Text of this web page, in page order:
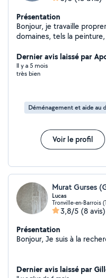
Présentation
Bonjour, je travaille proprement, dans plusieurs
domaines, tels la peinture, plâtres et joints de plâtres
espaces verts et
de prises de courant et de
Dernier avis laissé par
Il y a 5 mois
très bien
Déménagement et aide au
Voir le profil
Lucas
Tronville-en-Barrois
3,8/5 (8 avis)
Présentation
Bonjour, Je suis à la
Dernier avis laissé par